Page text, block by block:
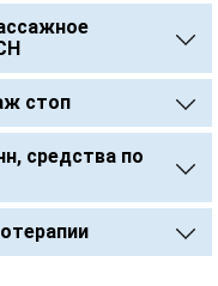
стоп
средства по